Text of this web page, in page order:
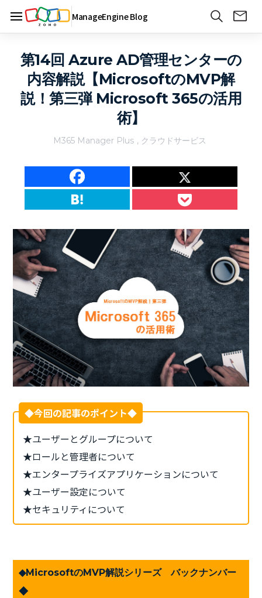
ManageEngine Blog
第14回 Azure AD管理センターの
内容解説【MicrosoftのMVP解
説！第三弾 Microsoft 365の活用
術】
M365 Manager Plus , クラウドサービス
◆今回の記事のポイント◆
★ユーザーとグループについて
★ロールと管理者について
★エンタープライズアプリケーションについて
★ユーザー設定について
★セキュリティについて
◆MicrosoftのMVP解説シリーズ バックナンバー
◆